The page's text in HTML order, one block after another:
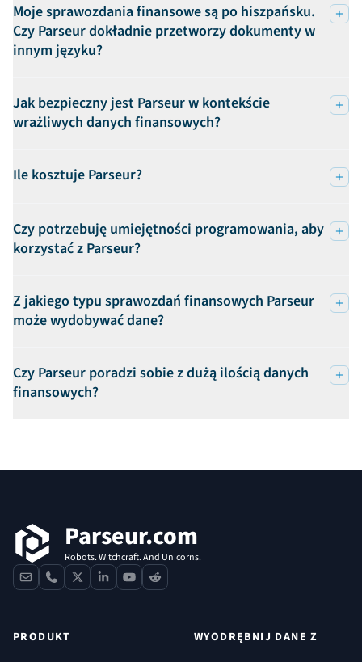
Moje sprawozdania finansowe są po hiszpańsku.
Czy Parseur dokładnie przetworzy dokumenty w
innym języku?
Jak bezpieczny jest Parseur w kontekście
wrażliwych danych finansowych?
Ile kosztuje Parseur?
Czy potrzebuję umiejętności programowania, aby
korzystać z Parseur?
Z jakiego typu sprawozdań finansowych Parseur
może wydobywać dane?
Czy Parseur poradzi sobie z dużą ilością danych
finansowych?
Parseur.com
Robots. Witchcraft. And Unicorns.
contactphone
x linkedinyoutube
reddit
PRODUKT WYODRĘBNIJ DANE Z